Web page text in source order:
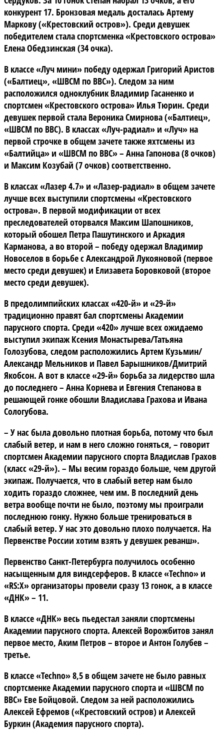
конкурент 17. Бронзовая медаль досталась Артему
Маркову («Крестовский остров»). Среди девушек
победителем стала спортсменка «Крестовского острова»
Елена Обедзинская (34 очка).
В классе «Луч мини» победу одержал Григорий Аристов
(«Балтиец», «ШВСМ по ВВС»). Следом за ним
расположился одноклубник Владимир Гасаненко и
спортсмен «Крестовского острова» Илья Тюрин. Среди
девушек первой стала Вероника Смирнова («Балтиец»,
«ШВСМ по ВВС). В классах «Луч-радиал» и «Луч» на
первой строчке в общем зачете также яхтсмены из
«Балтийца» и «ШВСМ по ВВС» – Анна Гапонова (8 очков)
и Максим Козубай (7 очков) соответственно.
В классах «Лазер 4.7» и «Лазер-радиал» в общем зачете
лучше всех выступили спортсмены «Крестовского
острова». В первой модификации от всех
преследователей оторвался Максим Шапошников,
который обошел Петра Пашутинского и Аркадия
Карманова, а во второй – победу одержал Владимир
Новоселов в борьбе с Александрой Лукояновой (первое
место среди девушек) и Елизавета Боровковой (второе
место среди девушек).
В предолимпийских классах «420-й» и «29-й»
традиционно правят бал спортсмены Академии
парусного спорта. Среди «420» лучше всех ожидаемо
выступил экипаж Ксения Монастырева/Татьяна
Голозубова, следом расположились Артем Кузьмин/
Александр Мельников и Павел Барышников/Дмитрий
Якобсон. А вот в классе «29-й» борьба за лидерство шла
до последнего – Анна Корнева и Евгения Степанова в
решающей гонке обошли Владислава Грахова и Ивана
Сологубова.
– У нас была довольно плотная борьба, потому что был
слабый ветер, и нам в него сложно гоняться, – говорит
спортсмен Академии парусного спорта Владислав Грахов
(класс «29-й»). – Мы весим гораздо больше, чем другой
экипаж. Получается, что в слабый ветер нам было
ходить гораздо сложнее, чем им. В последний день
ветра вообще почти не было, поэтому мы проиграли
последнюю гонку. Нужно больше тренироваться в
слабый ветер. У нас это довольно плохо получается. На
Первенстве России хотим взять у девушек реванш».
Первенство Санкт-Петербурга получилось особенно
насыщенным для виндсерферов. В классе «Techno» и
«RS:X» организаторы провели сразу 13 гонок, а в классе
«ДНК» – 11.
В классе «ДНК» весь пьедестал заняли спортсмены
Академии парусного спорта. Алексей Ворожбитов занял
первое место, Аким Петров – второе и Антон Голубев –
третье.
В классе«Techno» 8,5 в общем зачете не было равных
спортсменке Академии парусного спорта и «ШВСМ по
ВВС» Еве Бойцовой. Следом за ней расположились
Алексей Ефремов («Крестовский остров) и Алексей
Буркин (Академия парусного спорта).